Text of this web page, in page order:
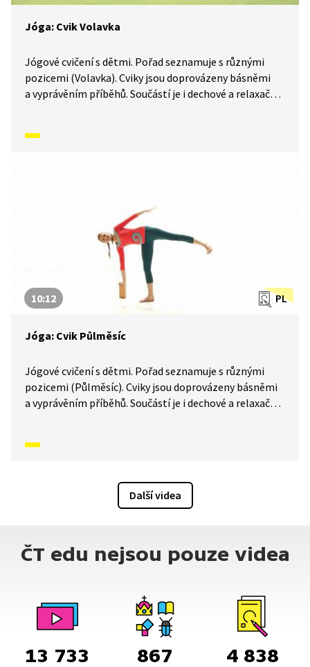
Jóga: Cvik Volavka
Jógové cvičení s dětmi. Pořad seznamuje s různými
pozicemi (Volavka). Cviky jsou doprovázeny básněmi
a vyprávěním příběhů. Součástí je i dechové a relaxační
PL
10:12
Jóga: Cvik Půlměsíc
Jógové cvičení s dětmi. Pořad seznamuje s různými
pozicemi (Půlměsíc). Cviky jsou doprovázeny básněmi
a vyprávěním příběhů. Součástí je i dechové a relaxační
Další videa
ČT edu nejsou pouze videa
13 733 867 4 838